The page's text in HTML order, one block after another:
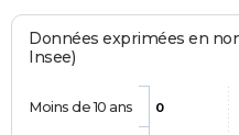
Données exprimées en
Insee)
0
Moins de 10 ans